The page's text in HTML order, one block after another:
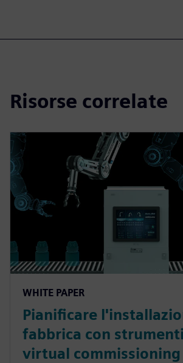
Risorse correlate
WHITE PAPER
Pianificare
fabbrica con
virtual commissioning